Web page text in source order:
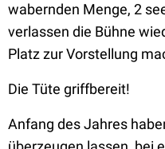
wabernden Menge, 2
verlassen die Bühne
Platz zur Vorstellung
Die Tüte griffbereit!
Anfang des Jahres